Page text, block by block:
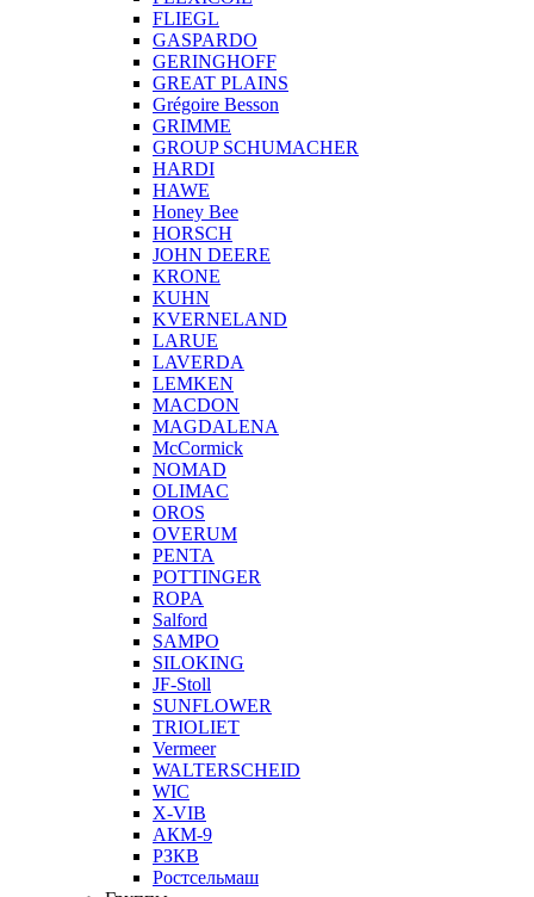
FLIEGL
GASPARDO
GERINGHOFF
GREAT PLAINS
Grégoire Besson
GRIMME
GROUP SCHUMACHER
HARDI
HAWE
Honey Bee
HORSCH
JOHN DEERE
KRONE
KUHN
KVERNELAND
LARUE
LAVERDA
LEMKEN
MACDON
MAGDALENA
McCormick
NOMAD
OLIMAC
OROS
OVERUM
PENTA
POTTINGER
ROPA
Salford
SAMPO
SILOKING
JF-Stoll
SUNFLOWER
TRIOLIET
Vermeer
WALTERSCHEID
WIC
X-VIB
АКМ-9
РЗКВ
Ростсельмаш